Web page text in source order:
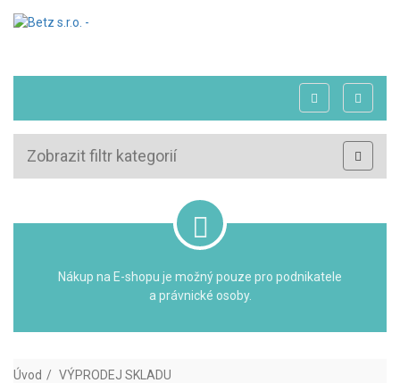
Zobrazit filtr kategorií
Nákup na E-shopu je možný pouze pro podnikatele
a právnické osoby.
Úvod
VÝPRODEJ SKLADU